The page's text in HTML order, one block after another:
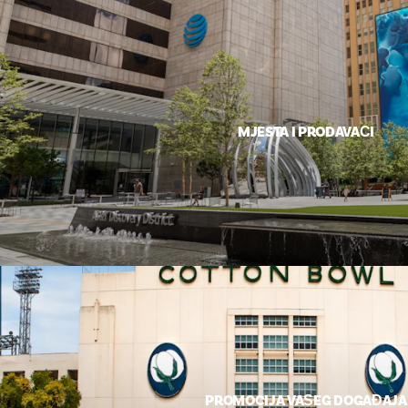
MJESTA I PRODAVAČI
PROMOCIJA VAŠEG DOGAĐAJA